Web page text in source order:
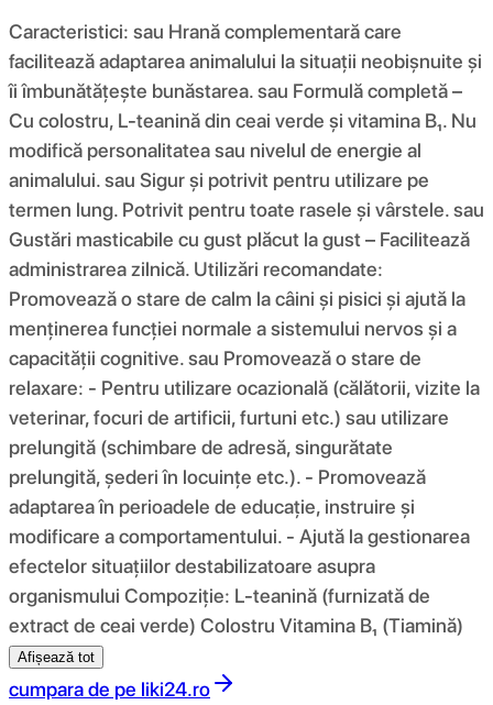
Caracteristici: sau Hrană complementară care
facilitează adaptarea animalului la situații neobișnuite și
îi îmbunătățește bunăstarea. sau Formulă completă –
Cu colostru, L-teanină din ceai verde și vitamina B₁. Nu
modifică personalitatea sau nivelul de energie al
animalului. sau Sigur și potrivit pentru utilizare pe
termen lung. Potrivit pentru toate rasele și vârstele. sau
Gustări masticabile cu gust plăcut la gust – Facilitează
administrarea zilnică. Utilizări recomandate:
Promovează o stare de calm la câini și pisici și ajută la
menținerea funcției normale a sistemului nervos și a
capacității cognitive. sau Promovează o stare de
relaxare: - Pentru utilizare ocazională (călătorii, vizite la
veterinar, focuri de artificii, furtuni etc.) sau utilizare
prelungită (schimbare de adresă, singurătate
prelungită, șederi în locuințe etc.). - Promovează
adaptarea în perioadele de educație, instruire și
modificare a comportamentului. - Ajută la gestionarea
efectelor situațiilor destabilizatoare asupra
organismului Compoziţie: L-teanină (furnizată de
extract de ceai verde) Colostru Vitamina B₁ (Tiamină)
Afișează tot
cumpara de pe liki24.ro